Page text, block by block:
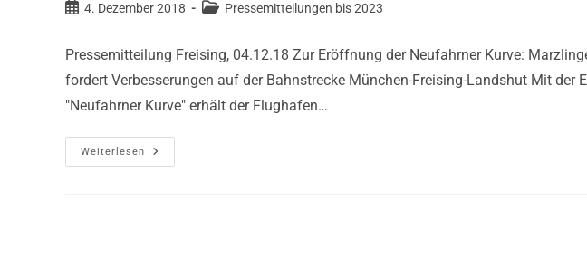
4. Dezember 2018 Pressemitteilungen bis 2023
Pressemitteilung Freising, 04.12.18 Zur Eröffnung der Neufahrner Kurve:
fordert Verbesserungen auf der Bahnstrecke München-Freising-Landshut Mit der
"Neufahrner Kurve" erhält der Flughafen…
Weiterlesen